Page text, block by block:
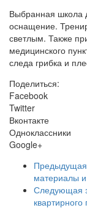
Выбранная школа
оснащение.
светлым. Также
медицинского
следа грибка и
Поделиться:
Facebook
Twitter
Вконтакте
Одноклассники
Google+
Предыдущая
материалы
Следующая